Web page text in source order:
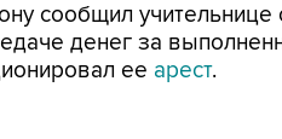
сообщил учительнице
денег за
ее арест.